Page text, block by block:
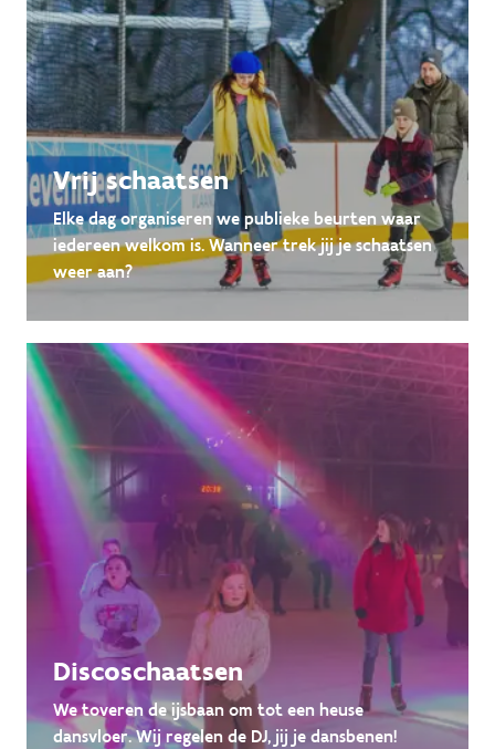
Vrij schaatsen
Elke dag organiseren we publieke beurten waar
iedereen welkom is. Wanneer trek jij je schaatsen
weer aan?
Discoschaatsen
We toveren de ijsbaan om tot een heuse
dansvloer. Wij regelen de DJ, jij je dansbenen!